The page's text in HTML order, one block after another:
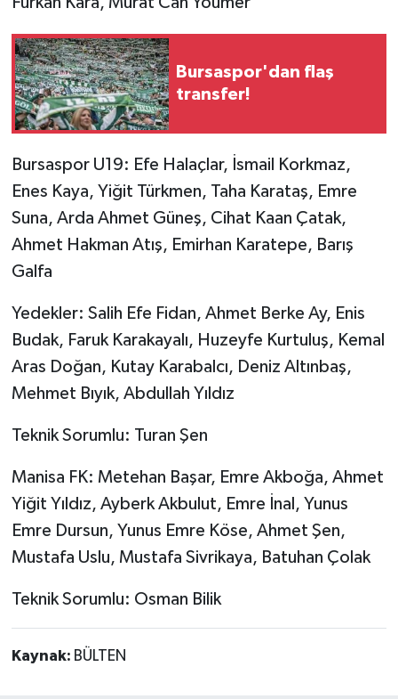
Bursaspor'dan flaş
transfer!
Bursaspor U19: Efe Halaçlar, İsmail Korkmaz,
Enes Kaya, Yiğit Türkmen, Taha Karataş, Emre
Suna, Arda Ahmet Güneş, Cihat Kaan Çatak,
Ahmet Hakman Atış, Emirhan Karatepe, Barış
Galfa
Yedekler: Salih Efe Fidan, Ahmet Berke Ay, Enis
Budak, Faruk Karakayalı, Huzeyfe Kurtuluş, Kemal
Aras Doğan, Kutay Karabalcı, Deniz Altınbaş,
Mehmet Bıyık, Abdullah Yıldız
Teknik Sorumlu: Turan Şen
Manisa FK: Metehan Başar, Emre Akboğa, Ahmet
Yiğit Yıldız, Ayberk Akbulut, Emre İnal, Yunus
Emre Dursun, Yunus Emre Köse, Ahmet Şen,
Mustafa Uslu, Mustafa Sivrikaya, Batuhan Çolak
Teknik Sorumlu: Osman Bilik
Kaynak: BÜLTEN